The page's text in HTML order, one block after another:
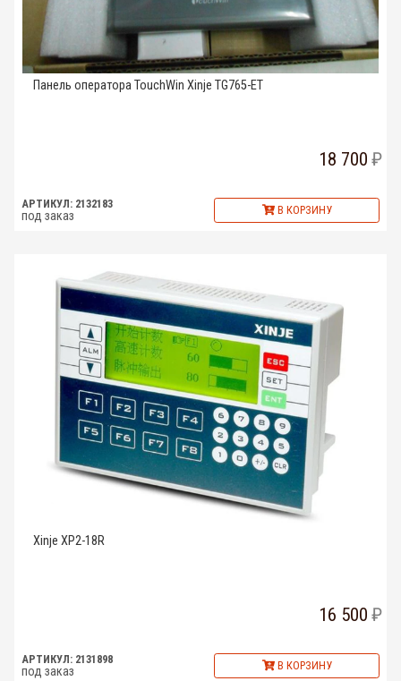
Панель оператора TouchWin Xinje TG765-ET
18 700
АРТИКУЛ: 2132183
под заказ В КОРЗИНУ
Xinje XP2-18R
16 500
АРТИКУЛ: 2131898
под заказ В КОРЗИНУ